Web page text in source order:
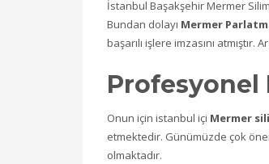
İstanbul Başakşehir Mermer
Bundan dolayı Mermer Parlatm
başarılı işlere imzasını
Profesyonel
Onun için istanbul içi Mermer
etmektedir. Günümüzde çok
olmaktadır.